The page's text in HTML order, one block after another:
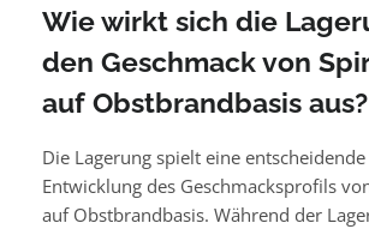
Wie wirkt sich die
den Geschmack von
auf Obstbrandbasis aus?
Die Lagerung spielt eine
Entwicklung des Geschmacksprofils
auf Obstbrandbasis. Während der